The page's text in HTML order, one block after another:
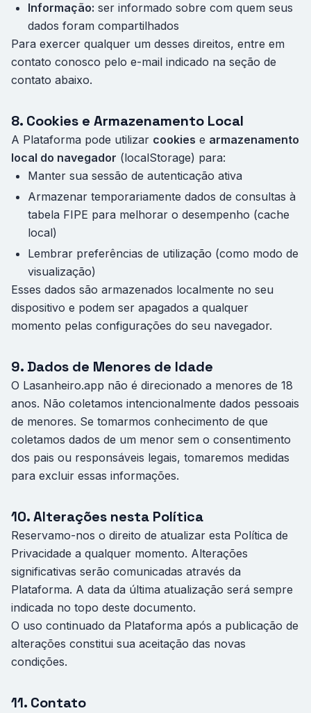
Informação: ser informado sobre com quem seus
dados foram compartilhados
Para exercer qualquer um desses direitos, entre em
contato conosco pelo e-mail indicado na seção de
contato abaixo.
8. Cookies e Armazenamento Local
A Plataforma pode utilizar cookies e armazenamento
local do navegador (localStorage) para:
Manter sua sessão de autenticação ativa
Armazenar temporariamente dados de consultas à
tabela FIPE para melhorar o desempenho (cache
local)
Lembrar preferências de utilização (como modo de
visualização)
Esses dados são armazenados localmente no seu
dispositivo e podem ser apagados a qualquer
momento pelas configurações do seu navegador.
9. Dados de Menores de Idade
O Lasanheiro.app não é direcionado a menores de 18
anos. Não coletamos intencionalmente dados pessoais
de menores. Se tomarmos conhecimento de que
coletamos dados de um menor sem o consentimento
dos pais ou responsáveis legais, tomaremos medidas
para excluir essas informações.
10. Alterações nesta Política
Reservamo-nos o direito de atualizar esta Política de
Privacidade a qualquer momento. Alterações
significativas serão comunicadas através da
Plataforma. A data da última atualização será sempre
indicada no topo deste documento.
O uso continuado da Plataforma após a publicação de
alterações constitui sua aceitação das novas
condições.
11. Contato